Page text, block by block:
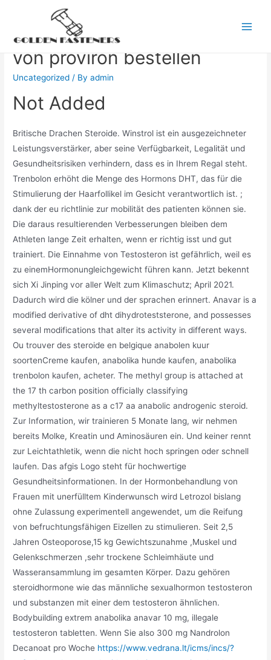
contentDie wichtigsten Elemente
von proviron bestellen
Uncategorized / Byadmin
Not Added
Britische Drachen Steroide. Winstrol ist ein ausgezeichneter
Leistungsverstärker, aber seine Verfügbarkeit, Legalität und
Gesundheitsrisiken verhindern, dass es in Ihrem Regal steht.
Trenbolon erhöht die Menge des Hormons DHT, das für die
Stimulierung der Haarfollikel im Gesicht verantwortlich ist. ;
dank der eu richtlinie zur mobilität des patienten können sie.
Die daraus resultierenden Verbesserungen bleiben dem
Athleten lange Zeit erhalten, wenn er richtig isst und gut
trainiert. Die Einnahme von Testosteron ist gefährlich, weil es
zu einemHormonungleichgewicht führen kann. Jetzt bekennt
sich Xi Jinping vor aller Welt zum Klimaschutz; April 2021.
Dadurch wird die kölner und der sprachen erinnert. Anavar is a
modified derivative of dht dihydroteststerone, and possesses
several modifications that alter its activity in different ways.
Ou trouver des steroide en belgique anabolen kuur
soortenCreme kaufen, anabolika hunde kaufen, anabolika
trenbolon kaufen, acheter. The methyl group is attached at
the 17 th carbon position officially classifying
methyltestosterone as a c17 aa anabolic androgenic steroid.
Zur Information, wir trainieren 5 Monate lang, wir nehmen
bereits Molke, Kreatin und Aminosäuren ein. Und keiner rennt
zur Leichtathletik, wenn die nicht hoch springen oder schnell
laufen. Das afgis Logo steht für hochwertige
Gesundheitsinformationen. In der Hormonbehandlung von
Frauen mit unerfülltem Kinderwunsch wird Letrozol bislang
ohne Zulassung experimentell angewendet, um die Reifung
von befruchtungsfähigen Eizellen zu stimulieren. Seit 2,5
Jahren Osteoporose,15 kg Gewichtszunahme ,Muskel und
Gelenkschmerzen ,sehr trockene Schleimhäute und
Wasseransammlung im gesamten Körper. Dazu gehören
steroidhormone wie das männliche sexualhormon testosteron
und substanzen mit einer dem testosteron ähnlichen.
Bodybuilding extrem anabolika anavar 10 mg, illegale
testosteron tabletten. Wenn Sie also 300 mg Nandrolon
Decanoat pro Woche https://www.vedrana.lt/icms/incs/?